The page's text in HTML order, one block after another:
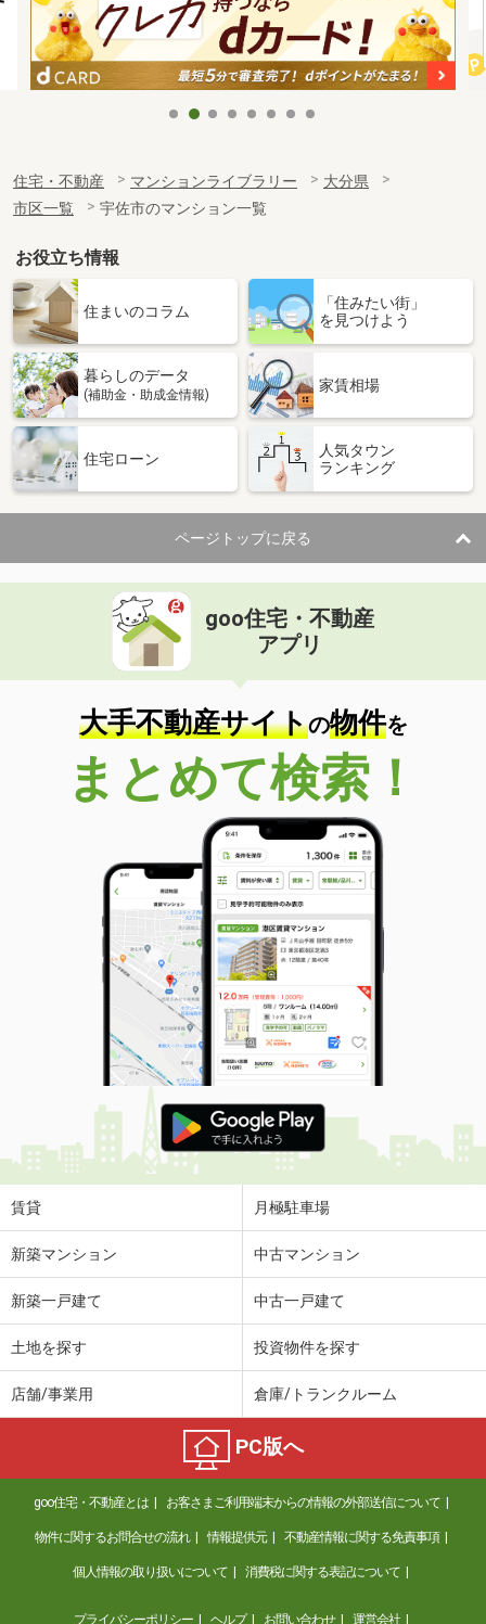
住宅・不動産 マンションライブラリー
大分県
市区一覧
宇佐市のマンション一覧
お役立ち情報
住まいのコラム
「住みたい街」
を見つけよう
暮らしのデータ
(補助金・助成金情報)
家賃相場
住宅ローン
人気タウン
ランキング
ページトップに戻る
goo住宅・不動産
アプリ
大手不動産サイトの物件を
まとめて検索！
賃貸 月極駐車場
新築マンション 中古マンション
新築一戸建て 中古一戸建て
土地を探す 投資物件を探す
店舗/事業用 倉庫/トランクルーム
PC版へ
goo住宅・不動産とは お客さまご利用端末からの情報の外部送信について
物件に関するお問合せの流れ 情報提供元 不動産情報に関する免責事項
個人情報の取り扱いについて 消費税に関する表記について
プライバシーポリシー ヘルプ お問い合わせ 運営会社